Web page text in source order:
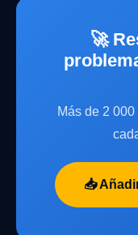
🚀
Más de 2
📥